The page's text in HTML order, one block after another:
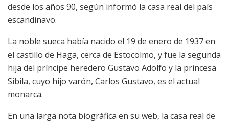
desde los años 90, según informó la casa real del país
escandinavo.
La noble sueca había nacido el 19 de enero de 1937 en
el castillo de Haga, cerca de Estocolmo, y fue la segunda
hija del príncipe heredero Gustavo Adolfo y la princesa
Sibila, cuyo hijo varón, Carlos Gustavo, es el actual
monarca.
En una larga nota biográfica en su web, la casa real de